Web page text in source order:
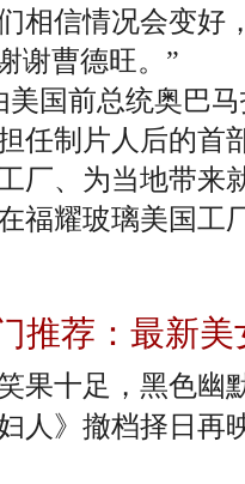
相信情况会变好
谢曹德旺。”
国前总统奥巴马
任制片人后的首
厂、为当地带来
福耀玻璃美国工
推荐：最新美
果十足，黑色幽
人》撤档择日再